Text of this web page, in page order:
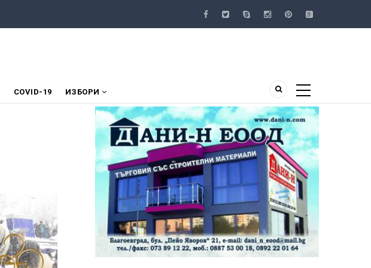
COVID-19 ИЗБОРИ